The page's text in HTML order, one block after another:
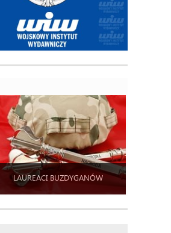
LAUREACI BUZDYGANÓW